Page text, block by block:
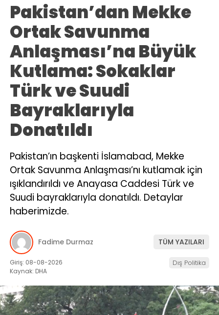
Pakistan’dan Mekke
Ortak Savunma
Anlaşması’na Büyük
Kutlama: Sokaklar
Türk ve Suudi
Bayraklarıyla
Donatıldı
Pakistan’ın başkenti İslamabad, Mekke
Ortak Savunma Anlaşması’nı kutlamak için
ışıklandırıldı ve Anayasa Caddesi Türk ve
Suudi bayraklarıyla donatıldı. Detaylar
haberimizde.
Fadime Durmaz TÜM YAZILARI
Giriş: 08-08-2026
Kaynak: DHA
Dış Politika